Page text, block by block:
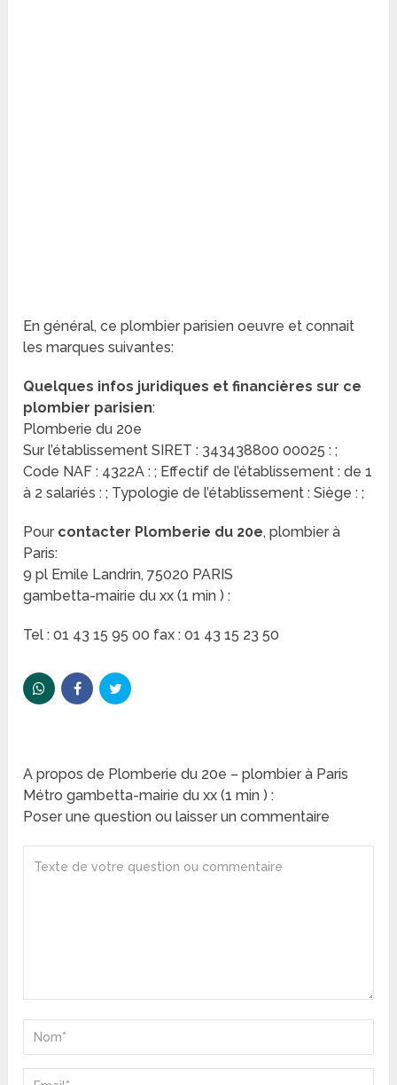
En général, ce plombier parisien oeuvre et connait
les marques suivantes:
Quelques infos juridiques et financières sur ce
plombier parisien:
Plomberie du 20e
Sur l’établissement SIRET : 343438800 00025 : ;
Code NAF : 4322A : ; Effectif de l’établissement : de 1
à 2 salariés : ; Typologie de l’établissement : Siège : ;
Pour contacter Plomberie du 20e, plombier à
Paris:
9 pl Emile Landrin, 75020 PARIS
gambetta-mairie du xx (1 min ) :
Tel : 01 43 15 95 00 fax : 01 43 15 23 50
A propos de Plomberie du 20e – plombier à Paris
Métro gambetta-mairie du xx (1 min ) :
Poser une question ou laisser un commentaire